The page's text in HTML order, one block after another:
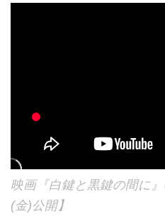
映画『白鍵と黒鍵の間に
(金)公開】